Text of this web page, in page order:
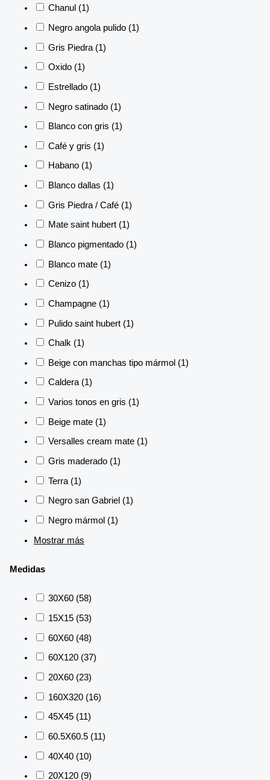
Chanul (1)
Negro angola pulido (1)
Gris Piedra (1)
Oxido (1)
Estrellado (1)
Negro satinado (1)
Blanco con gris (1)
Café y gris (1)
Habano (1)
Blanco dallas (1)
Gris Piedra / Café (1)
Mate saint hubert (1)
Blanco pigmentado (1)
Blanco mate (1)
Cenizo (1)
Champagne (1)
Pulido saint hubert (1)
Chalk (1)
Beige con manchas tipo mármol (1)
Caldera (1)
Varios tonos en gris (1)
Beige mate (1)
Versalles cream mate (1)
Gris maderado (1)
Terra (1)
Negro san Gabriel (1)
Negro mármol (1)
Mostrar más
Medidas
30X60 (58)
15X15 (53)
60X60 (48)
60X120 (37)
20X60 (23)
160X320 (16)
45X45 (11)
60.5X60.5 (11)
40X40 (10)
20X120 (9)